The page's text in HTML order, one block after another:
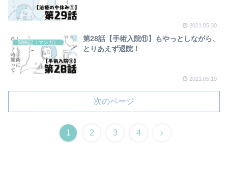
2021.05.30
闘病記（マンガ）
第28話【手術入院⑪】もやっとしながら、
とりあえず退院！
2021.05.19
次のページ
1 2 3 4